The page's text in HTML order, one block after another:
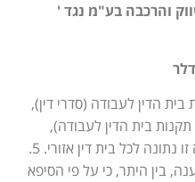
איציק שיווק והרכבה בע"מ נגד '
לתקנה 5 לתקנות בית הדין לעבודה (סדרי דין),
או תקנות בית הדין לעבודה),
הסמכות המקומית לדון בתובענה זו נתונה לכל בית דין אזורי. 5.
בין היתר, כי על פי הסיפא